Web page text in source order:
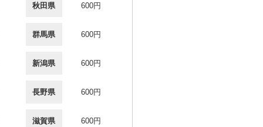
秋田県 600円
群馬県 600円
新潟県 600円
長野県 600円
滋賀県 600円